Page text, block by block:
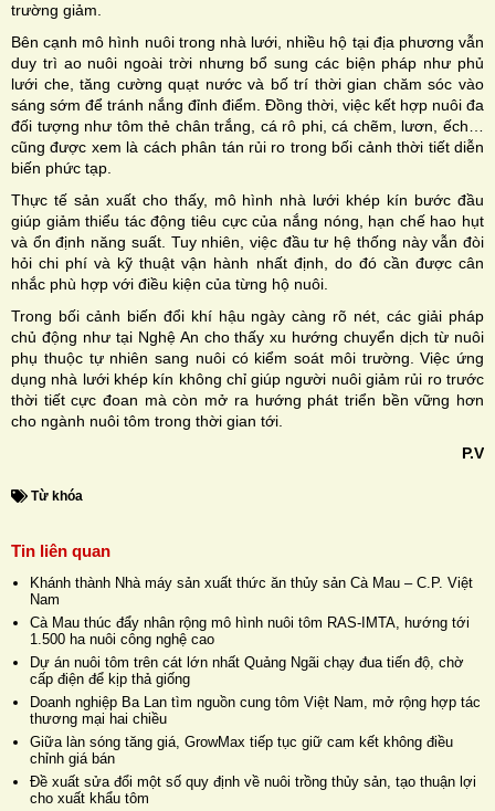
trường giảm.
Bên cạnh mô hình nuôi trong nhà lưới, nhiều hộ tại địa phương vẫn
duy trì ao nuôi ngoài trời nhưng bổ sung các biện pháp như phủ
lưới che, tăng cường quạt nước và bố trí thời gian chăm sóc vào
sáng sớm để tránh nắng đỉnh điểm. Đồng thời, việc kết hợp nuôi đa
đối tượng như tôm thẻ chân trắng, cá rô phi, cá chẽm, lươn, ếch…
cũng được xem là cách phân tán rủi ro trong bối cảnh thời tiết diễn
biến phức tạp.
Thực tế sản xuất cho thấy, mô hình nhà lưới khép kín bước đầu
giúp giảm thiểu tác động tiêu cực của nắng nóng, hạn chế hao hụt
và ổn định năng suất. Tuy nhiên, việc đầu tư hệ thống này vẫn đòi
hỏi chi phí và kỹ thuật vận hành nhất định, do đó cần được cân
nhắc phù hợp với điều kiện của từng hộ nuôi.
Trong bối cảnh biến đổi khí hậu ngày càng rõ nét, các giải pháp
chủ động như tại Nghệ An cho thấy xu hướng chuyển dịch từ nuôi
phụ thuộc tự nhiên sang nuôi có kiểm soát môi trường. Việc ứng
dụng nhà lưới khép kín không chỉ giúp người nuôi giảm rủi ro trước
thời tiết cực đoan mà còn mở ra hướng phát triển bền vững hơn
cho ngành nuôi tôm trong thời gian tới.
P.V
Từ khóa
Tin liên quan
Khánh thành Nhà máy sản xuất thức ăn thủy sản Cà Mau – C.P. Việt
Nam
Cà Mau thúc đẩy nhân rộng mô hình nuôi tôm RAS-IMTA, hướng tới
1.500 ha nuôi công nghệ cao
Dự án nuôi tôm trên cát lớn nhất Quảng Ngãi chạy đua tiến độ, chờ
cấp điện để kịp thả giống
Doanh nghiệp Ba Lan tìm nguồn cung tôm Việt Nam, mở rộng hợp tác
thương mại hai chiều
Giữa làn sóng tăng giá, GrowMax tiếp tục giữ cam kết không điều
chỉnh giá bán
Đề xuất sửa đổi một số quy định về nuôi trồng thủy sản, tạo thuận lợi
cho xuất khẩu tôm